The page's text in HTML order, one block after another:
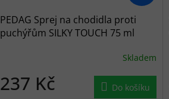
PEDAG Sprej na chodidla proti
puchýřům SILKY TOUCH 75 ml
Skladem
237 Kč Do košíku